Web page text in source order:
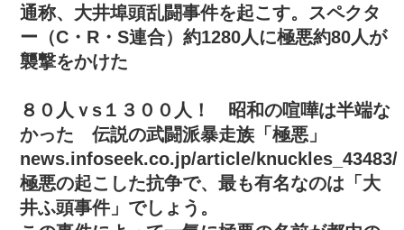
通称、大井埠頭乱闘事件を起こす。スペクタ
ー（C・R・S連合）約1280人に極悪約80人が
襲撃をかけた
８０人ｖs１３００人！ 昭和の喧嘩は半端な
かった 伝説の武闘派暴走族「極悪」
news.infoseek.co.jp/article/knuckles_43483/
極悪の起こした抗争で、最も有名なのは「大
井ふ頭事件」でしょう。